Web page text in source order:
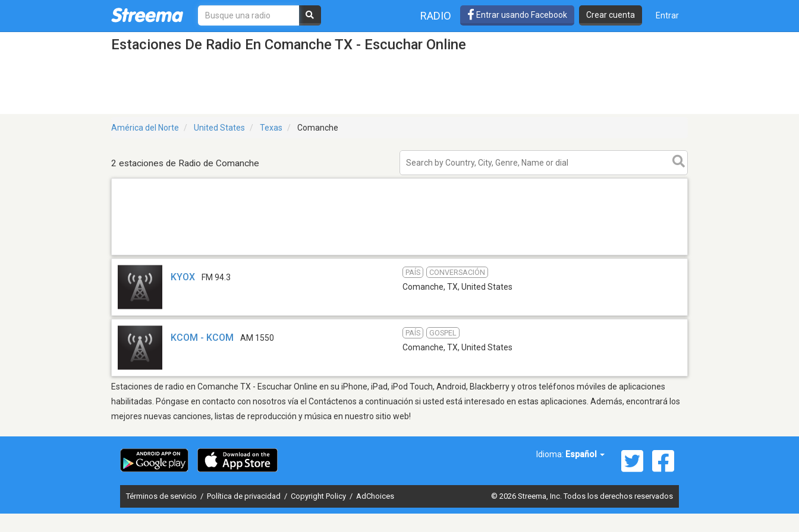
RADIO Entrar usando Facebook Crear cuenta Entrar
Estaciones De Radio En Comanche TX - Escuchar Online
América del Norte United States Texas Comanche
2 estaciones de Radio de Comanche
KYOX FM 94.3
PAÍS CONVERSACIÓN
Comanche, TX, United States
KCOM - KCOM AM 1550
PAÍS GOSPEL
Comanche, TX, United States
Estaciones de radio en Comanche TX - Escuchar Online en su iPhone, iPad, iPod Touch, Android, Blackberry y otros teléfonos móviles de aplicaciones
habilitadas. Póngase en contacto con nosotros vía el Contáctenos a continuación si usted está interesado en estas aplicaciones. Además, encontrará los
mejores nuevas canciones, listas de reproducción y música en nuestro sitio web!
Idioma: Español
Términos de servicio / Política de privacidad / Copyright Policy / AdChoices © 2026 Streema, Inc. Todos los derechos reservados